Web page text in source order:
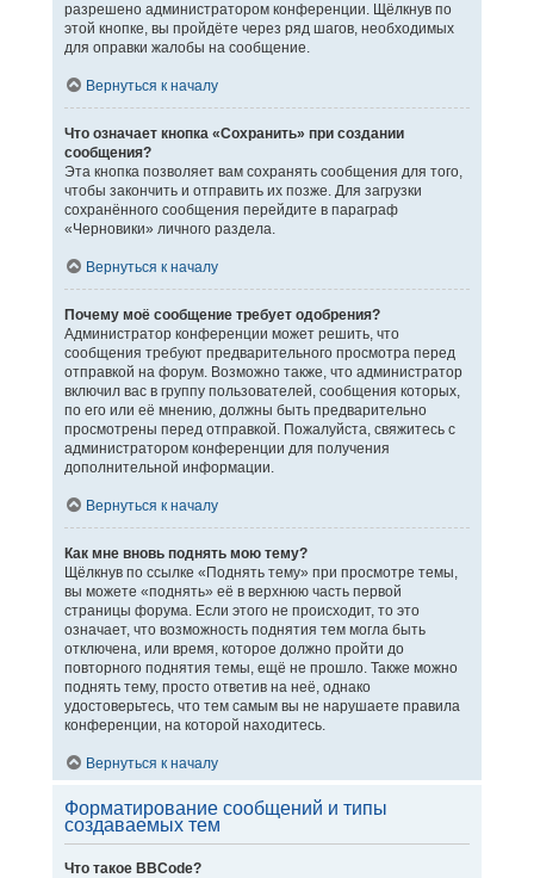
разрешено администратором конференции. Щёлкнув по
этой кнопке, вы пройдёте через ряд шагов, необходимых
для оправки жалобы на сообщение.
Вернуться к началу
Что означает кнопка «Сохранить» при создании
сообщения?
Эта кнопка позволяет вам сохранять сообщения для того,
чтобы закончить и отправить их позже. Для загрузки
сохранённого сообщения перейдите в параграф
«Черновики» личного раздела.
Вернуться к началу
Почему моё сообщение требует одобрения?
Администратор конференции может решить, что
сообщения требуют предварительного просмотра перед
отправкой на форум. Возможно также, что администратор
включил вас в группу пользователей, сообщения которых,
по его или её мнению, должны быть предварительно
просмотрены перед отправкой. Пожалуйста, свяжитесь с
администратором конференции для получения
дополнительной информации.
Вернуться к началу
Как мне вновь поднять мою тему?
Щёлкнув по ссылке «Поднять тему» при просмотре темы,
вы можете «поднять» её в верхнюю часть первой
страницы форума. Если этого не происходит, то это
означает, что возможность поднятия тем могла быть
отключена, или время, которое должно пройти до
повторного поднятия темы, ещё не прошло. Также можно
поднять тему, просто ответив на неё, однако
удостоверьтесь, что тем самым вы не нарушаете правила
конференции, на которой находитесь.
Вернуться к началу
Форматирование сообщений и типы
создаваемых тем
Что такое BBCode?